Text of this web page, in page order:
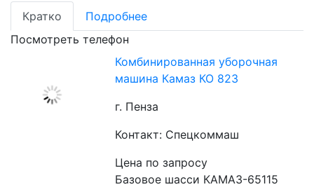
Кратко
Подробнее
Посмотреть телефон
Комбинированная уборочная
машина Камаз КО 823
г. Пенза
Контакт: Спецкоммаш
Цена по запросу
Базовое шасси КАМАЗ-65115